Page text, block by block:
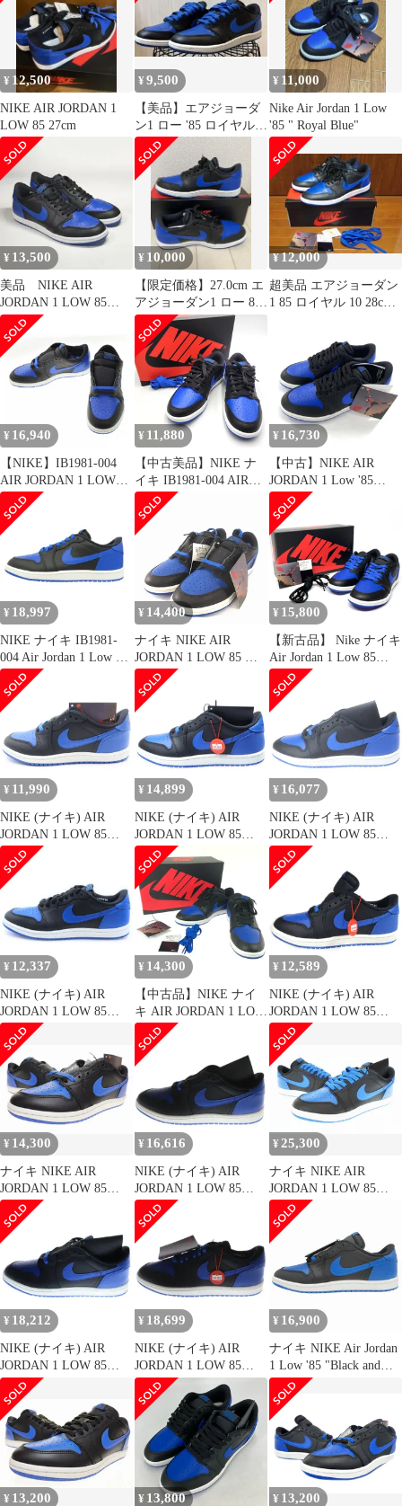
ib1981-004
¥ 12,500
NIKE AIR JORDAN 1
LOW 85 27cm
¥9,500
【美品】エアジョーダ
ン1 ロー '85 ロイヤル
27.5cm
¥ 11,000
Nike Air Jordan 1 Low
'85 " Royal Blue"
¥ 13,500
美品 NIKE AIR
JORDAN 1 LOW 85
ROYAL 28.5cm
¥ 10,000
【限定価格】27.0cm エ
アジョーダン1 ロー 85
ロイヤル
¥12,000
超美品 エアジョーダン
1 85 ロイヤル 10 28cm,
¥ 16,940
【NIKE】IB1981-004
AIR JORDAN 1 LOW
'85 Black and Royal Blue
エアージョーダン
¥ 11,880
【中古美品】NIKE ナ
イキ IB1981-004 AIR
JORDAN 1 LOW 85 エ
ア ジョーダン ワン ロ
ー スニーカー シューズ
靴 【160-251128-cs-08-
izu】
¥ 16,730
【中古】NIKE AIR
JORDAN 1 Low '85
Black and Royal Blue ス
ニーカー 29cm IB1981-
004 ブルー ブラック ナ
イキ[10]
¥ 18,997
NIKE ナイキ IB1981-
004 Air Jordan 1 Low 85
エアジョーダン1 ロー
スニーカー ブラック系
ブルー系 28.5cm【新古
品】【未使用】【中
古】
¥ 14,400
ナイキ NIKE AIR
JORDAN 1 LOW 85 ス
ニーカー 靴 シューズ
IB1981-004 青 ブルー
26.5cm
¥ 15,800
【新古品】 Nike ナイキ
Air Jordan 1 Low 85
Black and Royal Blue
28.5cm IB1981-004 スニ
ーカー シューズ 箱あり
【津山店】
¥ 11,990
NIKE (ナイキ) AIR
JORDAN 1 LOW 85
VARSITY ROYAL バー
シティ ロイヤル ブラッ
ク/ブルー US8/26cm
IB1981-004
¥ 14,899
NIKE (ナイキ) AIR
JORDAN 1 LOW 85
ROYAL エアジョーダン
ロイヤル ローカットス
ニーカー ブラック/ブル
ー US10/28cm IB1981-
004
¥ 16,077
NIKE (ナイキ) AIR
JORDAN 1 LOW 85
BLACK AND ROYAL
BLUE エアジョーダン1
ローカット スニーカー
ブラック/ブルー
US10.5/28.5cm IB1981-
004
¥ 12,337
NIKE (ナイキ) AIR
JORDAN 1 LOW 85
Royal IB1981-004 エア
ジョーダン 1 ロイヤル
ローカットスニーカー
US11/29cm ブラック/ブ
ルー
¥ 14,300
【中古品】NIKE ナイ
キ AIR JORDAN 1 LOW
85 IB1981-004 エア ジ
ョーダン 1 レトロ ロー
8 スニーカー 靴 【160-
250510-hi-26-tag】
¥ 12,589
NIKE (ナイキ) AIR
JORDAN 1 LOW 85
VARSITY ROYAL バー
シティ ロイヤル ブラッ
ク/ブルー US8.5/26.5cm
IB1981-004
¥ 14,300
ナイキ NIKE AIR
JORDAN 1 LOW 85
BLACK VARSITY
ROYAL 26.5cm IB1981-
004 AJ1 エア ジョーダ
ン ロー ブラック バー
シティロイヤル 【ブラ
ンド古着ベクトル】
【中古】▲■251021
¥ 16,616
NIKE (ナイキ) AIR
JORDAN 1 LOW 85
ROYAL エアジョーダン
ロイヤル ローカットス
ニーカー ブラック/ブル
ー US9/27cm IB1981-
004
¥25,300
ナイキ NIKE AIR
JORDAN 1 LOW 85
Royal エアジョーダン 1
ロー ロイヤル IB1981-
004 28 ブルーブラック
ブランド古着ベクトル
中古▲■250305
¥ 18,212
NIKE (ナイキ) AIR
JORDAN 1 LOW 85
ROYAL エアジョーダン
ロイヤル ローカットス
ニーカー ブラック/ブル
ー US8.5/26.5cm
IB1981-004
¥ 18,699
NIKE (ナイキ) AIR
JORDAN 1 LOW 85
Royal IB1981-004 エア
ジョーダン 1 ロイヤル
ローカットスニーカー
US9.5/27.5cm ブラック/
ブルー
¥ 16,900
ナイキ NIKE Air Jordan
1 Low '85 "Black and
Royal Blue" エアジョー
ダン1 ロウ スニーカー
シューズ レザー ブラッ
ク アンド ロイヤルブル
ー IB1981-004 サイズ
US11 29.0cm メンズ/
¥ 13,200 ¥ 13,800 ¥ 13,200